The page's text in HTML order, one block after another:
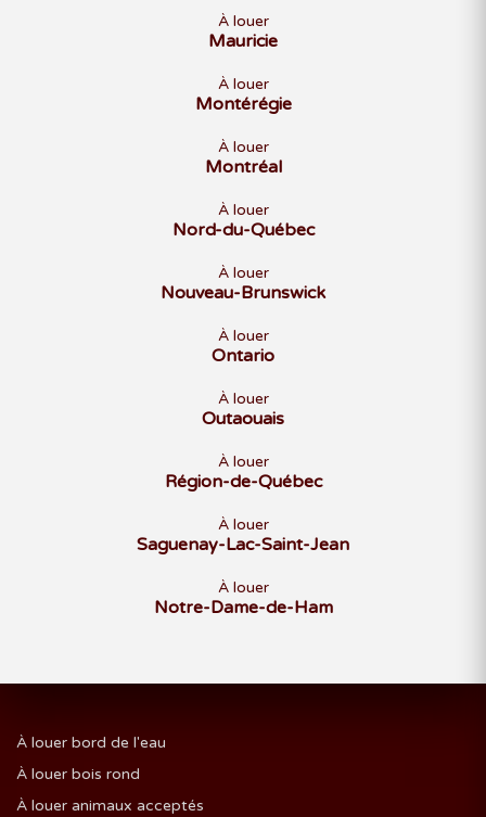
À louer
Mauricie
À louer
Montérégie
À louer
Montréal
À louer
Nord-du-Québec
À louer
Nouveau-Brunswick
À louer
Ontario
À louer
Outaouais
À louer
Région-de-Québec
À louer
Saguenay-Lac-Saint-Jean
À louer
Notre-Dame-de-Ham
À louer bord de l'eau
À louer bois rond
À louer animaux acceptés